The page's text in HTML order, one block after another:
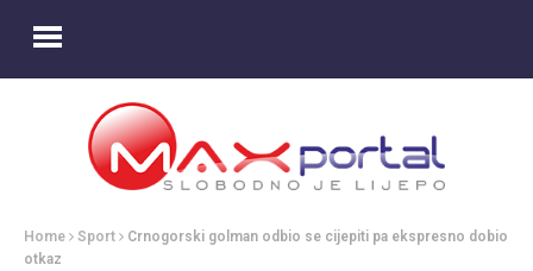
Home Sport
Crnogorski golman odbio se cijepiti pa ekspresno dobio
otkaz